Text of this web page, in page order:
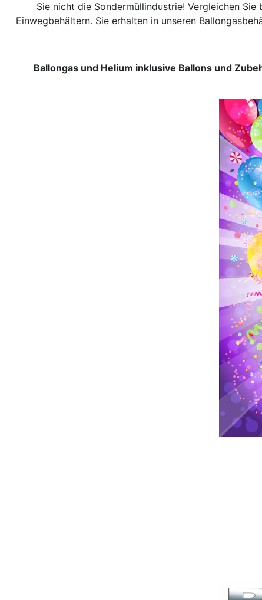
Sie nicht die Sondermüllindustrie! Vergleichen
Einwegbehältern. Sie erhalten in unseren
Ballongas und Helium inklusive Ballons und